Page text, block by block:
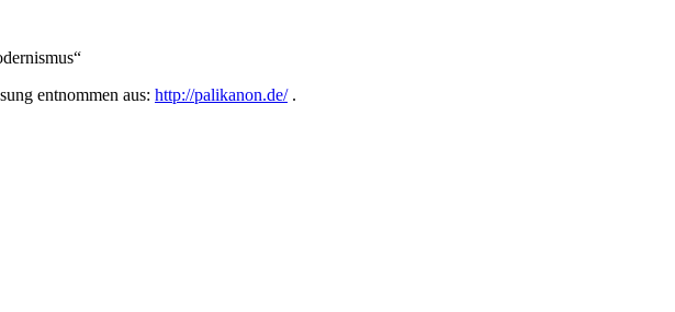
entnommen aus: http://palikanon.de/.